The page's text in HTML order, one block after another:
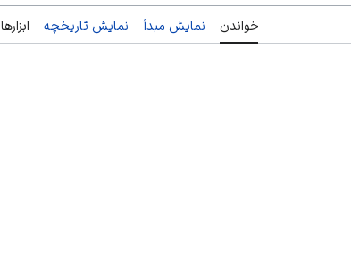
خواندن نمایش مبدأ نمایش تاریخچه ابزارها